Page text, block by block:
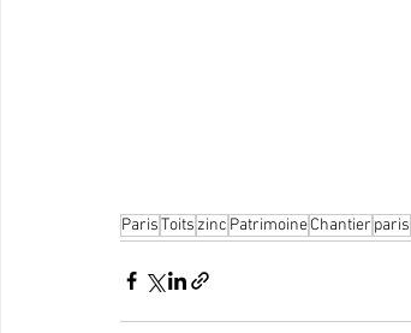
ParisToitszinc PatrimoineChantier paris